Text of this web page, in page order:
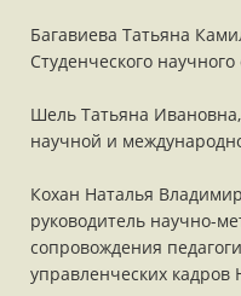
Багавиева Татьяна
Студенческого
Шель Татьяна
научной и
Кохан Наталья
руководитель научно-
сопровождения
управленческих кадров